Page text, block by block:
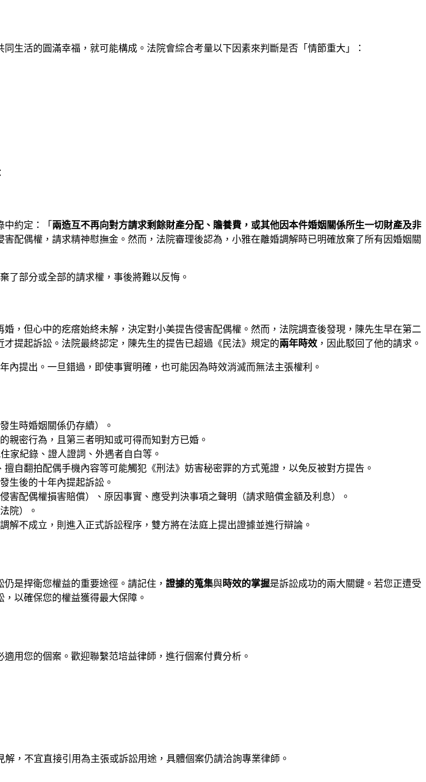
生活的圓滿幸福，就可能構成。法院會綜合考量以下因素來判斷是否「情節重大」：
中約定：「 兩造互不再向對方請求剩餘財產分配、贍養費，或其他因本件婚姻關係所生一切財產及非
配偶權，請求精神慰撫金。然而，法院審理後認為，小雅在離婚調解時已明確放棄了所有因婚姻關
了部分或全部的請求權，事後將難以反悔。
，但心中的疙瘩始終未解，決定對小美提告侵害配偶權。然而，法院調查後發現，陳先生早在第二
提起訴訟。法院最終認定，陳先生的提告已超過《民法》規定的兩年時效 ，因此駁回了他的請求。
內提出。一旦錯過，即使事實明確，也可能因為時效消滅而無法主張權利。
生時婚姻關係仍存續）。
親密行為，且第三者明知或可得而知對方已婚。
家紀錄、證人證詞、外遇者自白等。
自翻拍配偶手機內容等可能觸犯《刑法》妨害秘密罪的方式蒐證，以免反被對方提告。
生後的十年內提起訴訟。
害配偶權損害賠償）、原因事實、應受判決事項之聲明（請求賠償金額及利息）。
院）。
不成立，則進入正式訴訟程序，雙方將在法庭上提出證據並進行辯論。
是捍衛您權益的重要途徑。請記住， 證據的蒐集與時效的掌握是訴訟成功的兩大關鍵。若您正遭受
以確保您的權益獲得最大保障。
用您的個案。歡迎聯繫范培益律師 ，進行個案付費分析。
，不宜直接引用為主張或訴訟用途，具體個案仍請洽詢專業律師。